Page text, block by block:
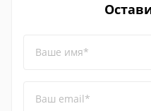
Ваше имя*
Ваш email*